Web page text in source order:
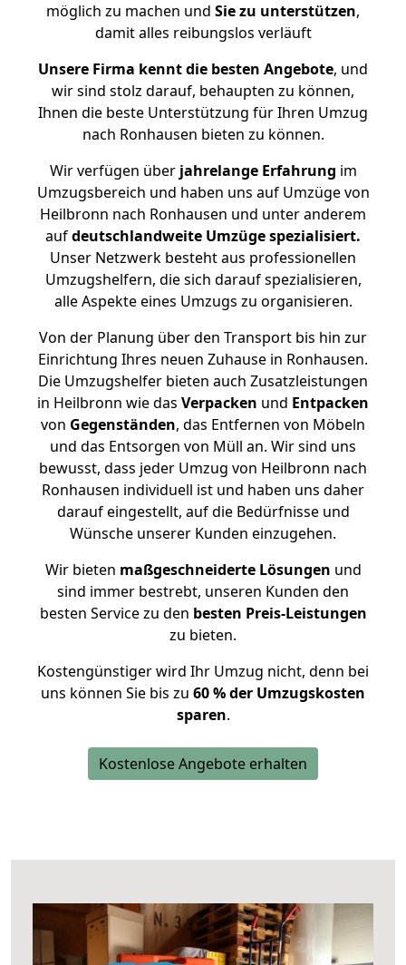
möglich zu machen und Sie zu unterstützen,
damit alles reibungslos verläuft
Unsere Firma kennt die besten Angebote, und
wir sind stolz darauf, behaupten zu können,
Ihnen die beste Unterstützung für Ihren Umzug
nach Ronhausen bieten zu können.
Wir verfügen überjahrelange Erfahrung im
Umzugsbereich und haben uns auf Umzüge von
Heilbronn nach Ronhausen und unter anderem
aufdeutschlandweite Umzüge spezialisiert.
Unser Netzwerk besteht aus professionellen
Umzugshelfern, die sich darauf spezialisieren,
alle Aspekte eines Umzugs zu organisieren.
Von der Planung über den Transport bis hin zur
Einrichtung Ihres neuen Zuhause in Ronhausen.
Die Umzugshelfer bieten auch Zusatzleistungen
in Heilbronn wie das Verpacken und Entpacken
von Gegenständen, das Entfernen von Möbeln
und das Entsorgen von Müll an. Wir sind uns
bewusst, dass jeder Umzug von Heilbronn nach
Ronhausen individuell ist und haben uns daher
darauf eingestellt, auf die Bedürfnisse und
Wünsche unserer Kunden einzugehen.
Wir bieten maßgeschneiderte Lösungen und
sind immer bestrebt, unseren Kunden den
besten Service zu den besten Preis-Leistungen
zu bieten.
Kostengünstiger wird Ihr Umzug nicht, denn bei
uns können Sie bis zu 60 % der Umzugskosten
sparen.
Kostenlose Angebote erhalten